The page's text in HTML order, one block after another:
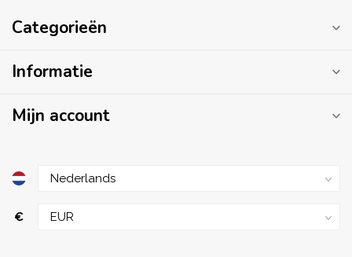
Categorieën
Informatie
Mijn account
€